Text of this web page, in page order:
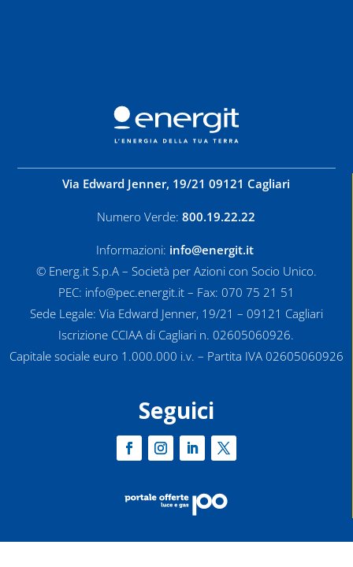
Via Edward Jenner, 19/21 09121 Cagliari
Numero Verde: 800.19.22.22
Informazioni: info@energit.it
© Energ.it S.p.A – Società per Azioni con Socio Unico.
PEC: info@pec.energit.it – Fax: 070 75 21 51
Sede Legale: Via Edward Jenner, 19/21 – 09121 Cagliari
Iscrizione CCIAA di Cagliari n. 02605060926.
Capitale sociale euro 1.000.000 i.v. – Partita IVA 02605060926
Seguici